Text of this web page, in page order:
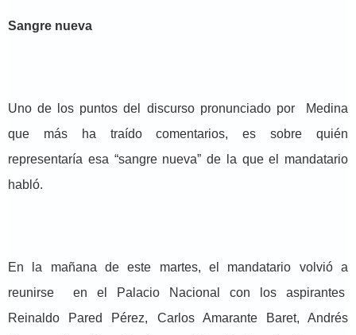
Sangre nueva
Uno de los puntos del discurso pronunciado por Medina
que más ha traído comentarios, es sobre quién
representaría esa “sangre nueva” de la que el mandatario
habló.
En la mañana de este martes, el mandatario volvió a
reunirse en el Palacio Nacional con los aspirantes
Reinaldo Pared Pérez, Carlos Amarante Baret, Andrés